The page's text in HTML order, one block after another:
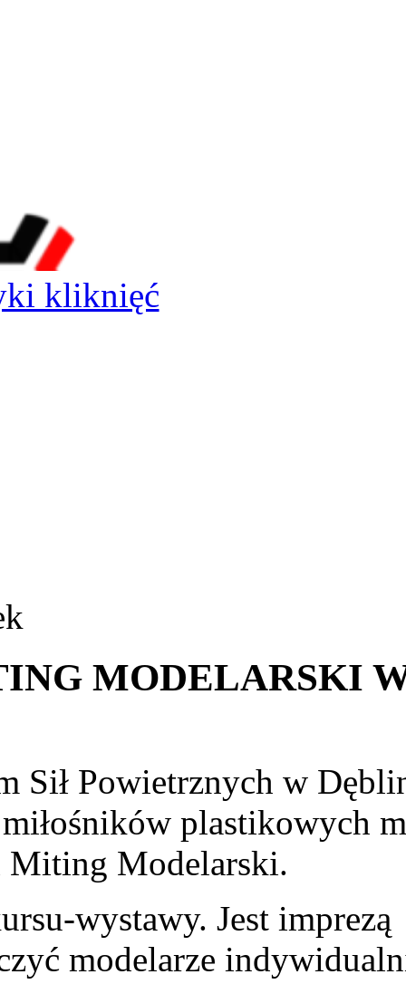
kliknięć
MODELARSKI
Sił Powietrznych w
plastikowych
Miting Modelarski.
wystawy. Jest imprezą
modelarze